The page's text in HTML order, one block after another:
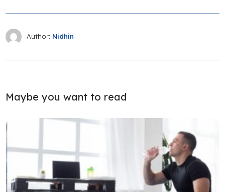
Author: Nidhin
Maybe you want to read